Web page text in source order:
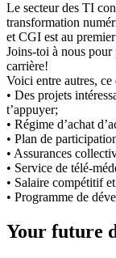
Le secteur des TI
transformation
et CGI est au
Joins-toi à nous pour
carrière!
Voici entre autres,
• Des projets
t’appuyer;
• Régime d’achat
• Plan de
• Assurances
• Service de télé-
• Salaire compétitif
• Programme de
Your future